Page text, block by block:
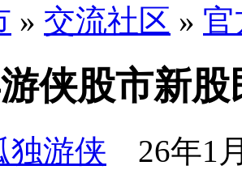
» 交流社区 »
侠股市新
独游侠 26年1